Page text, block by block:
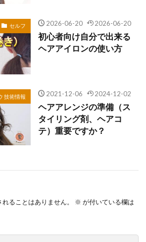
セルフ 2026-06-20 2026-06-20
初心者向け自分で出来る
ヘアアイロンの使い方
技術情報 2021-12-06 2024-12-02
ヘアアレンジの準備（ス
タイリング剤、ヘアコ
テ）重要ですか？
ることはありません。 ※ が付いている欄は